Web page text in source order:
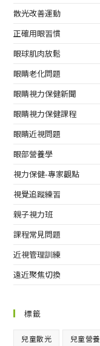
散光改善運動
正確用眼習慣
眼球肌肉放鬆
眼睛老化問題
眼睛視力保健新聞
眼睛視力保健課程
眼睛近視問題
眼部營養學
視力保健-專家觀點
視覺追蹤練習
親子視力班
課程常見問題
近視管理訓練
遠近聚焦切換
標籤
兒童散光 兒童營養